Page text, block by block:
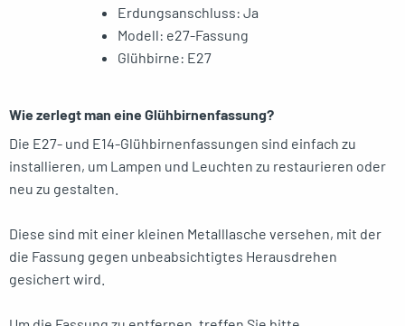
Erdungsanschluss: Ja
Modell: e27-Fassung
Glühbirne: E27
Wie zerlegt man eine Glühbirnenfassung?
Die E27- und E14-Glühbirnenfassungen sind einfach zu
installieren, um Lampen und Leuchten zu restaurieren oder
neu zu gestalten.
Diese sind mit einer kleinen Metalllasche versehen, mit der
die Fassung gegen unbeabsichtigtes Herausdrehen
gesichert wird.